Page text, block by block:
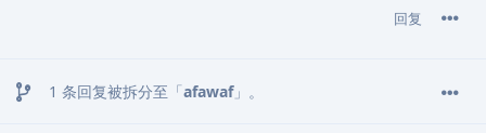
回复
1 条回复被拆分至「afawaf」。